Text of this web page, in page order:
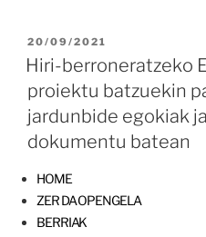
20/09/2021
Hiri-berroneratzeko
proiektu batzuekin
jardunbide egokiak
dokumentu batean
HOME
ZER DA OPENGELA
BERRIAK